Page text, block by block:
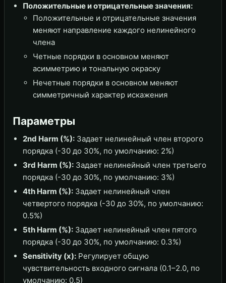
Положительные и отрицательные значения:
Положительные и отрицательные значения
меняют направление каждого нелинейного
члена
Четные порядки в основном меняют
асимметрию и тональную окраску
Нечетные порядки в основном меняют
симметричный характер искажения
Параметры
2nd Harm (%): Задает нелинейный член второго
порядка (-30 до 30%, по умолчанию: 2%)
3rd Harm (%): Задает нелинейный член третьего
порядка (-30 до 30%, по умолчанию: 3%)
4th Harm (%): Задает нелинейный член
четвертого порядка (-30 до 30%, по умолчанию:
0.5%)
5th Harm (%): Задает нелинейный член пятого
порядка (-30 до 30%, по умолчанию: 0.3%)
Sensitivity (x): Регулирует общую
чувствительность входного сигнала (0.1–2.0, по
умолчанию: 0.5)